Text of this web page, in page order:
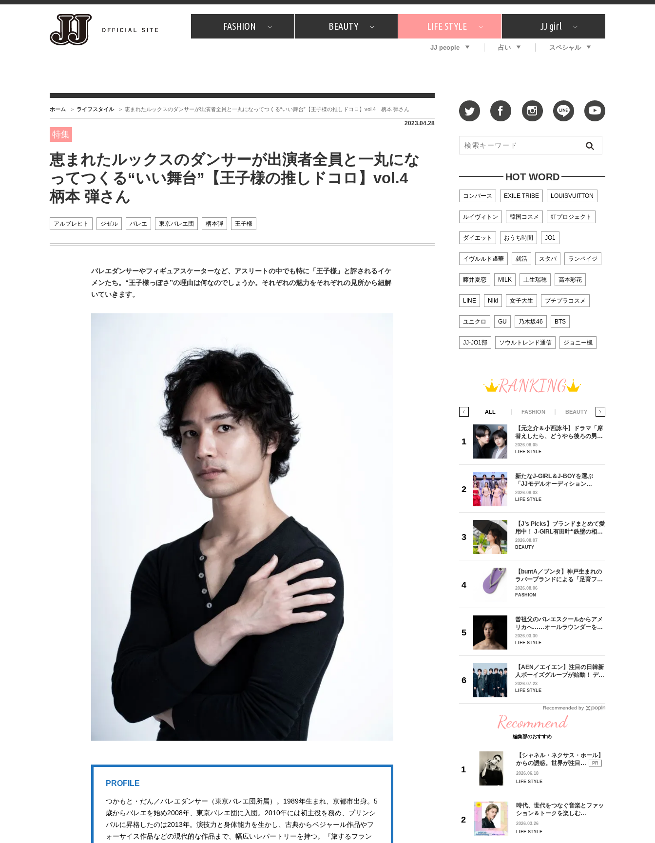
FASHION
JJスタッフの"それどこの"？ プチプラ プレゼント
BEAUTY
コスメ全部試してみた What's NEW？ 特集
LIFE STYLE
JJグルメガイド エンタメ プレゼント
恋愛
JJ girl
特集 おしゃラン！
JJ people 占い スペシャル
ホーム ライフスタイル 恵まれたルックスのダンサーが出演者全員と一丸になってつくる“いい舞台”【王子様の推しドコロ】vol.4 柄本 弾さん
2023.04.28
特集
恵まれたルックスのダンサーが出演者全員と一丸にな
ってつくる“いい舞台”【王子様の推しドコロ】vol.4
柄本 弾さん
アルブレヒト ジゼル バレエ 東京バレエ団 柄本弾 王子様
バレエダンサーやフィギュアスケーターなど、アスリートの中でも特に「王子様」と評されるイケ
メンたち。“王子様っぽさ”の理由は何なのでしょうか。それぞれの魅力をそれぞれの見所から紐解
いていきます。
PROFILE
つかもと・だん／バレエダンサー（東京バレエ団所属）。1989年生まれ、京都市出身。5
歳からバレエを始め2008年、東京バレエ団に入団。2010年には初主役を務め、プリンシ
パルに昇格したのは2013年。演技力と身体能力を生かし、古典からベジャール作品やフ
ォーサイス作品などの現代的な作品まで、幅広いレパートリーを持つ。『旅するフラン
HOT WORD
コンバース EXILE TRIBE LOUISVUITTON
ルイヴィトン 韓国コスメ 虹プロジェクト
ダイエット おうち時間 JO1
イヴルルド遙華 就活 スタバ ランペイジ
藤井夏恋 M!LK 土生瑞穂 高本彩花
LINE Niki 女子大生 プチプラコスメ
ユニクロ GU 乃木坂46 BTS
JJ-JO1部 ソウルトレンド通信 ジョニー楓
RANKING
ALL FASHION BEAUTY
【J’s Picks】ブランドまとめて愛
用中！ J-GIRL有田叶“鉄壁の相
棒”〈ビューティ＆ファッション
夏の必需品〉
【JJ専属モデルの素顔】ビューテ
ィ大好き！ 松川 星のお気に入り
コスメをCHECK
2025.12.16
BEAUTY
【J’s Picks】悲しい経験でたどり
着いた…J-BOY三上龍の手放せな
い“オールインワン”アイテム〈ビ
ューティ＆ファッション夏の必需
2026.08.05
BEAUTY
【注目アーティストRainy。っ
て？】自称“コスメオタク見習
い”のポーチの中身、拝見しま
2026.01.30
BEAUTY
【J’s Picks】J-GIRL早坂萌香の
徹底した日焼けケア！ でも、いち
ばん大切なのは…〈ビューティ＆
ファッション夏の必需品〉
2026.07.24
BEAUTY
フタヌーンティー来場者限定チケ
【元之介＆小西詠斗】ドラマ「席
替えしたら、どうやら後ろの男が
どうやら俺のこと好きらしい」放
送記念インタビュー♡ 「自然と詠
2026.08.05
LIFE STYLE
新たなJ-GIRL＆J-BOYを選ぶ
「JJモデルオーディション
2027」が募集開始！ 予選ブロッ
クは候補生の“魅力”を重視した
2026.08.03
LIFE STYLE
【J’s Picks】ブランドまとめて愛
用中！ J-GIRL有田叶“鉄壁の相
棒”〈ビューティ＆ファッション
夏の必需品〉
2026.08.07
BEAUTY
【buntA／ブンタ】神戸生まれの
ラバーブランドによる「足育フッ
トウェア」。伊勢丹新宿店でPOP-
UP開催中！
2026.08.06
FASHION
曾祖父のバレエスクールからアメ
リカへ……オールラウンダーを目
指すダンサーは踊ることが好きす
ぎる【王子様の推しドコロ】
2026.03.30
LIFE STYLE
【AEN／エイエン】注目の日韓新
人ボーイズグループが始動！ デビ
ュー目前のフレッシュな面々を独
占インタビュー。7人の魅力に迫
2026.07.23
LIFE STYLE
Recommended by
Recommend
編集部のおすすめ
【シャネル・ネクサス・ホール】
からの誘惑。世界が注目…
PR
2026.06.18
LIFE STYLE
時代、世代をつなぐ音楽とファッ
ション＆トークを楽しむ…
2026.03.26
LIFE STYLE